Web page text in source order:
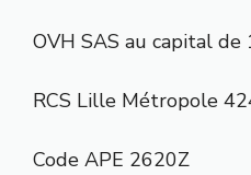
OVH SAS au capital
RCS Lille Métropole
Code APE 2620Z